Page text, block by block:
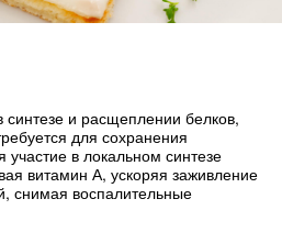
синтезе и расщеплении белков,
для сохранения
в локальном синтезе
витамин А, ускоряя заживление
снимая воспалительные